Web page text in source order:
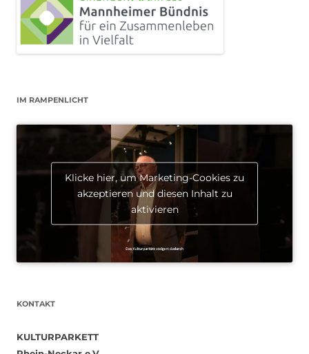
IM RAMPENLICHT
Klicke hier, um Marketing-Cookies zu
akzeptieren und diesen Inhalt zu
aktivieren
KONTAKT
KULTURPARKETT